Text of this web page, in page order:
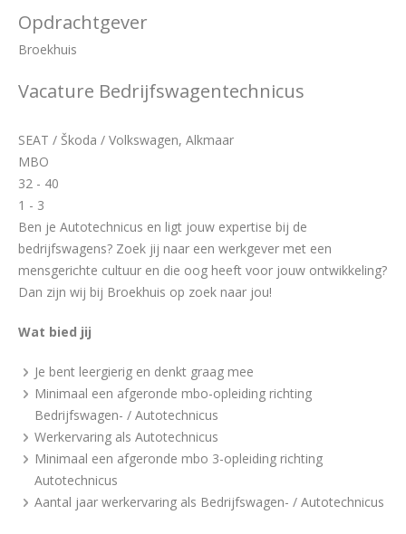
Opdrachtgever
Broekhuis
Vacature Bedrijfswagentechnicus
SEAT / Škoda / Volkswagen, Alkmaar
MBO
32 - 40
1 - 3
Ben je Autotechnicus en ligt jouw expertise bij de
bedrijfswagens? Zoek jij naar een werkgever met een
mensgerichte cultuur en die oog heeft voor jouw ontwikkeling?
Dan zijn wij bij Broekhuis op zoek naar jou!
Wat bied jij
Je bent leergierig en denkt graag mee
Minimaal een afgeronde mbo-opleiding richting
Bedrijfswagen- / Autotechnicus
Werkervaring als Autotechnicus
Minimaal een afgeronde mbo 3-opleiding richting
Autotechnicus
Aantal jaar werkervaring als Bedrijfswagen- / Autotechnicus